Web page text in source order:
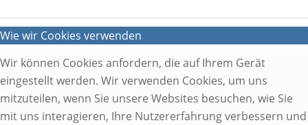
Wie wir Cookies verwenden
Wir können Cookies anfordern, die auf Ihrem Gerät
eingestellt werden. Wir verwenden Cookies, um uns
mitzuteilen, wenn Sie unsere Websites besuchen, wie Sie
mit uns interagieren, Ihre Nutzererfahrung verbessern und